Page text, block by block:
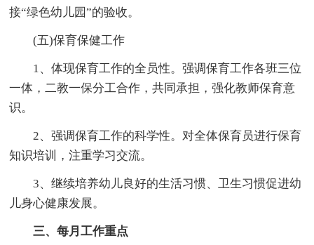
接“绿色幼儿园”的验收。
(五)保育保健工作
1、体现保育工作的全员性。强调保育工作各班三位
一体，二教一保分工合作，共同承担，强化教师保育意
识。
2、强调保育工作的科学性。对全体保育员进行保育
知识培训，注重学习交流。
3、继续培养幼儿良好的生活习惯、卫生习惯促进幼
儿身心健康发展。
三、每月工作重点